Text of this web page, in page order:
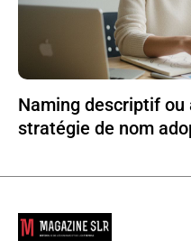
Naming descriptif
stratégie de nom